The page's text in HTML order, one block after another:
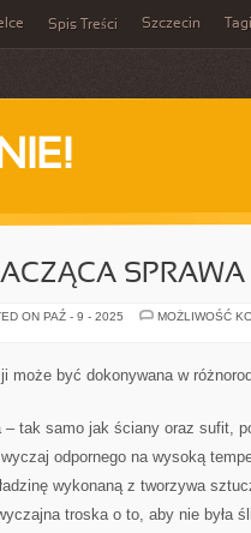
Spis Treści Szczecin Tagi
SPRAWA
ON PAŹ - 9 - 2025
MOŻLIWOŚĆ
może być dokonywana w
tak samo jak ściany oraz sufit,
odpornego na wysoką
wykonaną z tworzywa
troska o to, aby nie była